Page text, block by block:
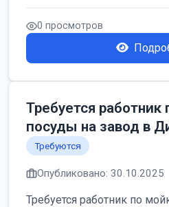
0 просмотров
Требуется работник
посуды на завод в
Требуются
Опубликовано: 30.10.2025
Требуется работник по